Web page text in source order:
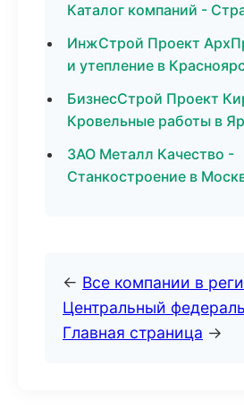
Каталог компаний -
ИнжСтрой Проект
и утепление в
БизнесСтрой Проект
Кровельные работы в
ЗАО Металл Качество -
Станкостроение в
← Все компании в
Центральный
Главная страница →